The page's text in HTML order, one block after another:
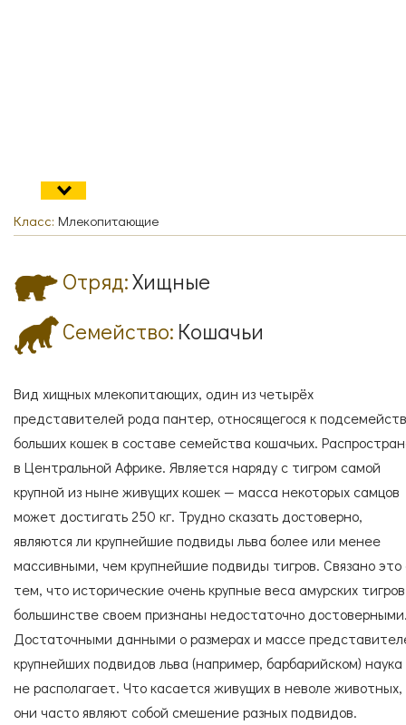
Класс: Млекопитающие
Отряд:Хищные
Семейство: Кошачьи
Вид хищных млекопитающих, один из четырёх
представителей рода пантер, относящегося к
больших кошек в составе семейства кошачьих.
в Центральной Африке. Является наряду с тигром самой
крупной из ныне живущих кошек — масса некоторых самцов
может достигать 250 кг. Трудно сказать достоверно,
являются ли крупнейшие подвиды льва более или менее
массивными, чем крупнейшие подвиды тигров. Связано это
тем, что исторические очень крупные веса амурских
большинстве своем признаны недостаточно
Достаточными данными о размерах и массе
крупнейших подвидов льва (например, барбарийском) наука
не располагает. Что касается живущих в неволе животных,
они часто являют собой смешение разных подвидов.